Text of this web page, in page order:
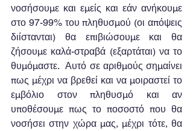
νοσήσουμε και εμείς και εάν ανήκουμε
στο 97-99% του πληθυσμού (οι απόψεις
διίστανται) θα επιβιώσουμε και θα
ζήσουμε καλά-στραβά (εξαρτάται) να το
θυμόμαστε.  Αυτό σε αριθμούς σημαίνει
πως μέχρι να βρεθεί και να μοιραστεί το
εμβόλιο στον πληθυσμό και αν
υποθέσουμε πως το ποσοστό που θα
νοσήσει στην χώρα μας, μέχρι τότε, θα